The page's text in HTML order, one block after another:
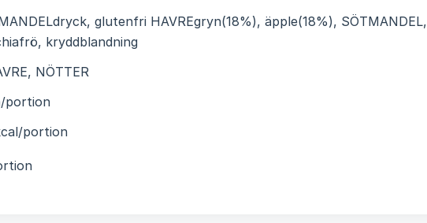
glutenfri HAVREgryn(18%), äpple(18%), SÖTMANDEL,
kryddblandning
NÖTTER
portion
portion